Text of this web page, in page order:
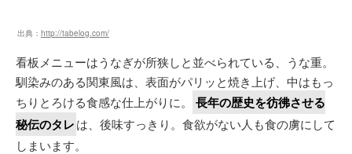
出典： http://tabelog.com/
看板メニューはうなぎが所狭しと並べられている、うな重。
馴染みのある関東風は、表面がパリッと焼き上げ、中はもっ
ちりとろける食感な仕上がりに。
長年の歴史を彷彿させる
秘伝のタレは、後味すっきり。食欲がない人も食の虜にして
しまいます。